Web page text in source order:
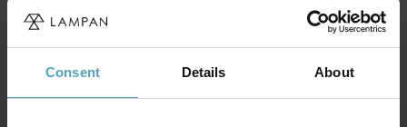
Consent Details About